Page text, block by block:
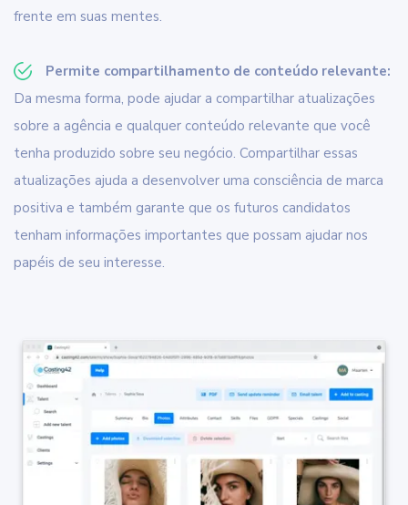
frente em suas mentes.
Permite compartilhamento de conteúdo relevante:
Da mesma forma, pode ajudar a compartilhar atualizações
sobre a agência e qualquer conteúdo relevante que você
tenha produzido sobre seu negócio. Compartilhar essas
atualizações ajuda a desenvolver uma consciência de marca
positiva e também garante que os futuros candidatos
tenham informações importantes que possam ajudar nos
papéis de seu interesse.